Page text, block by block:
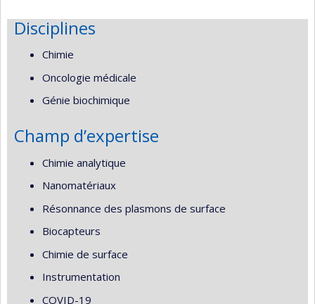
Disciplines
Chimie
Oncologie médicale
Génie biochimique
Champ d’expertise
Chimie analytique
Nanomatériaux
Résonnance des plasmons de surface
Biocapteurs
Chimie de surface
Instrumentation
COVID-19